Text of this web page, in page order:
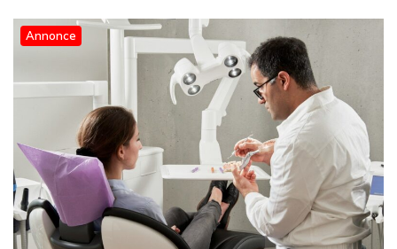
Annonce